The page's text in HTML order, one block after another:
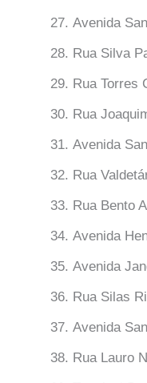
Avenida
Rua Silva
Rua Torres
Rua
Avenida
Rua
Rua Bento
Avenida
Avenida
Rua Silas
Avenida
Rua Lauro